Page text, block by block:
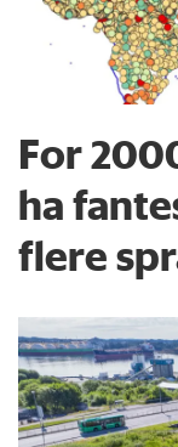
For
ha
flere